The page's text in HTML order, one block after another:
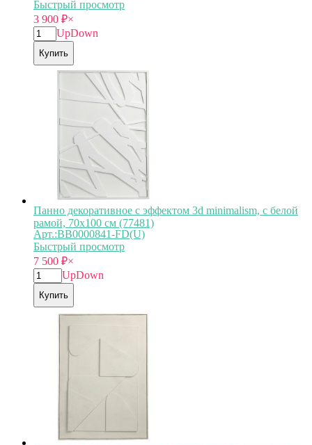
Быстрый просмотр
3 900 ₽×
UpDown
Купить
Панно декоративное с эффектом 3d minimalism, с белой
рамой, 70х100 см (77481)
Арт.:BB0000841-FD(U)
Быстрый просмотр
7 500 ₽×
UpDown
Купить